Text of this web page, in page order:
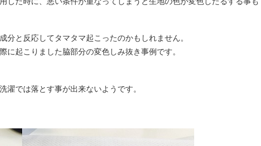
分と反応してタマタマ起こったのかもしれません。
に起こりました脇部分の変色しみ抜き事例です。
濯では落とす事が出来ないようです。